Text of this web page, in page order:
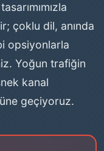
çoklu dil, anında
opsiyonlarla
Yoğun trafiğin
kanal
geçiyoruz.